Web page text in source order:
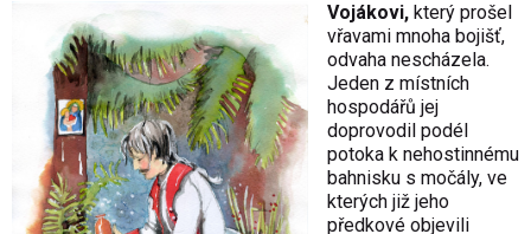
Vojákovi, který prošel
vřavami mnoha bojišť,
odvaha nescházela.
Jeden z místních
hospodářů jej
doprovodil podél
potoka k nehostinnému
bahnisku s močály, ve
kterých již jeho
předkové objevili